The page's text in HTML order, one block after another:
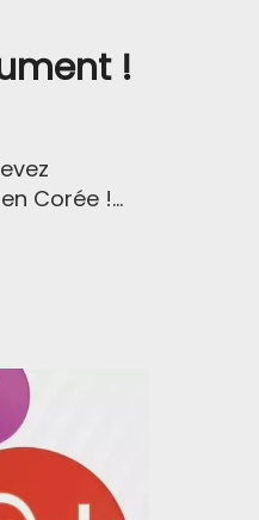
!
Corée !...